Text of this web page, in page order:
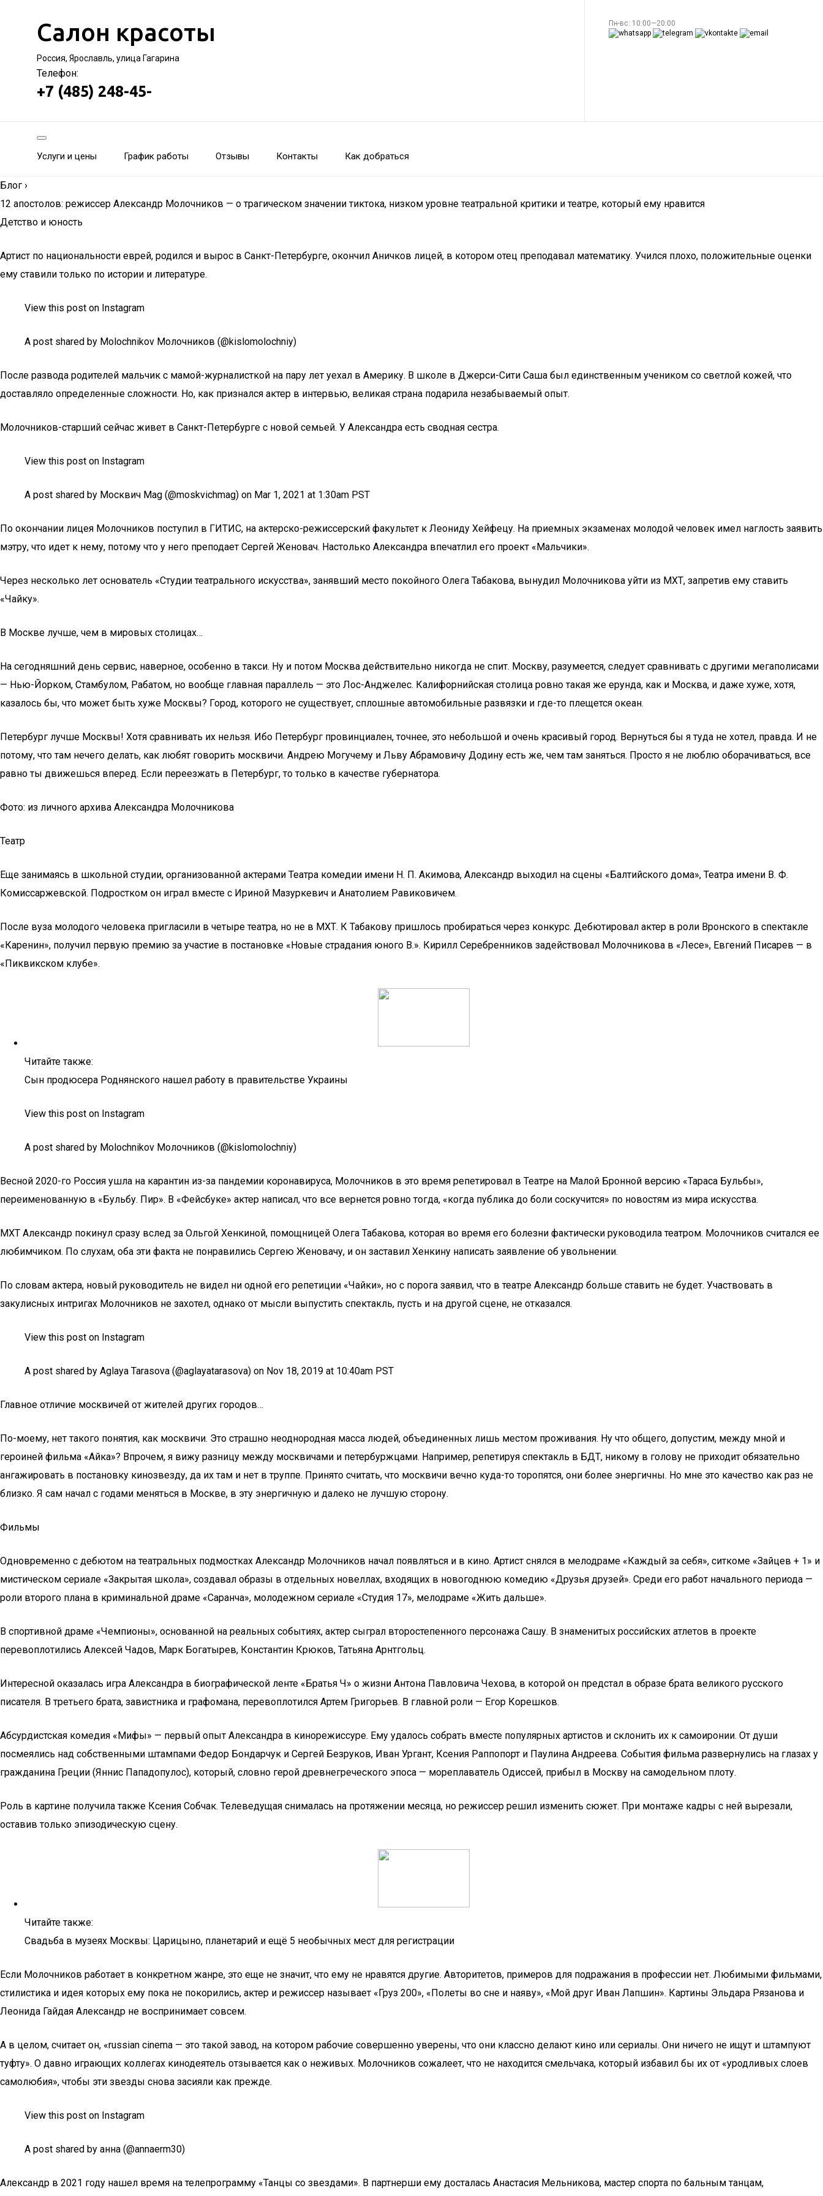
Салон красоты
Россия, Ярославль, улица Гагарина
Телефон:
+7 (485) 248-45-
Пн-вс: 10:00—20:00
Услуги и цены График работы Отзывы Контакты Как добраться
Блог ›
12 апостолов: режиссер Александр Молочников — о трагическом значении тиктока, низком уровне театральной критики и театре, который ему нравится
Детство и юность
Артист по национальности еврей, родился и вырос в Санкт-Петербурге, окончил Аничков лицей, в котором отец преподавал математику. Учился плохо, положительные оценки
ему ставили только по истории и литературе.
View this post on Instagram
A post shared by Molochnikov Молочников (@kislomolochniy)
После развода родителей мальчик с мамой-журналисткой на пару лет уехал в Америку. В школе в Джерси-Сити Саша был единственным учеником со светлой кожей, что
доставляло определенные сложности. Но, как признался актер в интервью, великая страна подарила незабываемый опыт.
Молочников-старший сейчас живет в Санкт-Петербурге с новой семьей. У Александра есть сводная сестра.
View this post on Instagram
A post shared by Москвич Mag (@moskvichmag) on Mar 1, 2021 at 1:30am PST
По окончании лицея Молочников поступил в ГИТИС, на актерско-режиссерский факультет к Леониду Хейфецу. На приемных экзаменах молодой человек имел наглость заявить
мэтру, что идет к нему, потому что у него преподает Сергей Женовач. Настолько Александра впечатлил его проект «Мальчики».
Через несколько лет основатель «Студии театрального искусства», занявший место покойного Олега Табакова, вынудил Молочникова уйти из МХТ, запретив ему ставить
«Чайку».
В Москве лучше, чем в мировых столицах…
На сегодняшний день сервис, наверное, особенно в такси. Ну и потом Москва действительно никогда не спит. Москву, разумеется, следует сравнивать с другими мегаполисами
— Нью-Йорком, Стамбулом, Рабатом, но вообще главная параллель — это Лос-Анджелес. Калифорнийская столица ровно такая же ерунда, как и Москва, и даже хуже, хотя,
казалось бы, что может быть хуже Москвы? Город, которого не существует, сплошные автомобильные развязки и где-то плещется океан.
Петербург лучше Москвы! Хотя сравнивать их нельзя. Ибо Петербург провинциален, точнее, это небольшой и очень красивый город. Вернуться бы я туда не хотел, правда. И не
потому, что там нечего делать, как любят говорить москвичи. Андрею Могучему и Льву Абрамовичу Додину есть же, чем там заняться. Просто я не люблю оборачиваться, все
равно ты движешься вперед. Если переезжать в Петербург, то только в качестве губернатора.
Фото: из личного архива Александра Молочникова
Театр
Еще занимаясь в школьной студии, организованной актерами Театра комедии имени Н. П. Акимова, Александр выходил на сцены «Балтийского дома», Театра имени В. Ф.
Комиссаржевской. Подростком он играл вместе с Ириной Мазуркевич и Анатолием Равиковичем.
После вуза молодого человека пригласили в четыре театра, но не в МХТ. К Табакову пришлось пробираться через конкурс. Дебютировал актер в роли Вронского в спектакле
«Каренин», получил первую премию за участие в постановке «Новые страдания юного В.». Кирилл Серебренников задействовал Молочникова в «Лесе», Евгений Писарев — в
«Пиквикском клубе».
Читайте также:
Сын продюсера Роднянского нашел работу в правительстве Украины
View this post on Instagram
A post shared by Molochnikov Молочников (@kislomolochniy)
Весной 2020-го Россия ушла на карантин из-за пандемии коронавируса, Молочников в это время репетировал в Театре на Малой Бронной версию «Тараса Бульбы»,
переименованную в «Бульбу. Пир». В «Фейсбуке» актер написал, что все вернется ровно тогда, «когда публика до боли соскучится» по новостям из мира искусства.
МХТ Александр покинул сразу вслед за Ольгой Хенкиной, помощницей Олега Табакова, которая во время его болезни фактически руководила театром. Молочников считался ее
любимчиком. По слухам, оба эти факта не понравились Сергею Женовачу, и он заставил Хенкину написать заявление об увольнении.
По словам актера, новый руководитель не видел ни одной его репетиции «Чайки», но с порога заявил, что в театре Александр больше ставить не будет. Участвовать в
закулисных интригах Молочников не захотел, однако от мысли выпустить спектакль, пусть и на другой сцене, не отказался.
View this post on Instagram
A post shared by Aglaya Tarasova (@aglayatarasova) on Nov 18, 2019 at 10:40am PST
Главное отличие москвичей от жителей других городов…
По-моему, нет такого понятия, как москвичи. Это страшно неоднородная масса людей, объединенных лишь местом проживания. Ну что общего, допустим, между мной и
героиней фильма «Айка»? Впрочем, я вижу разницу между москвичами и петербуржцами. Например, репетируя спектакль в БДТ, никому в голову не приходит обязательно
ангажировать в постановку кинозвезду, да их там и нет в труппе. Принято считать, что москвичи вечно куда-то торопятся, они более энергичны. Но мне это качество как раз не
близко. Я сам начал с годами меняться в Москве, в эту энергичную и далеко не лучшую сторону.
Фильмы
Одновременно с дебютом на театральных подмостках Александр Молочников начал появляться и в кино. Артист снялся в мелодраме «Каждый за себя», ситкоме «Зайцев + 1» и
мистическом сериале «Закрытая школа», создавал образы в отдельных новеллах, входящих в новогоднюю комедию «Друзья друзей». Среди его работ начального периода —
роли второго плана в криминальной драме «Саранча», молодежном сериале «Студия 17», мелодраме «Жить дальше».
В спортивной драме «Чемпионы», основанной на реальных событиях, актер сыграл второстепенного персонажа Сашу. В знаменитых российских атлетов в проекте
перевоплотились Алексей Чадов, Марк Богатырев, Константин Крюков, Татьяна Арнтгольц.
Интересной оказалась игра Александра в биографической ленте «Братья Ч» о жизни Антона Павловича Чехова, в которой он предстал в образе брата великого русского
писателя. В третьего брата, завистника и графомана, перевоплотился Артем Григорьев. В главной роли — Егор Корешков.
Абсурдистская комедия «Мифы» — первый опыт Александра в кинорежиссуре. Ему удалось собрать вместе популярных артистов и склонить их к самоиронии. От души
посмеялись над собственными штампами Федор Бондарчук и Сергей Безруков, Иван Ургант, Ксения Раппопорт и Паулина Андреева. События фильма развернулись на глазах у
гражданина Греции (Яннис Пападопулос), который, словно герой древнегреческого эпоса — мореплаватель Одиссей, прибыл в Москву на самодельном плоту.
Роль в картине получила также Ксения Собчак. Телеведущая снималась на протяжении месяца, но режиссер решил изменить сюжет. При монтаже кадры с ней вырезали,
оставив только эпизодическую сцену.
Читайте также:
Свадьба в музеях Москвы: Царицыно, планетарий и ещё 5 необычных мест для регистрации
Если Молочников работает в конкретном жанре, это еще не значит, что ему не нравятся другие. Авторитетов, примеров для подражания в профессии нет. Любимыми фильмами,
стилистика и идея которых ему пока не покорились, актер и режиссер называет «Груз 200», «Полеты во сне и наяву», «Мой друг Иван Лапшин». Картины Эльдара Рязанова и
Леонида Гайдая Александр не воспринимает совсем.
А в целом, считает он, «russian cinema — это такой завод, на котором рабочие совершенно уверены, что они классно делают кино или сериалы. Они ничего не ищут и штампуют
туфту». О давно играющих коллегах кинодеятель отзывается как о неживых. Молочников сожалеет, что не находится смельчака, который избавил бы их от «уродливых слоев
самолюбия», чтобы эти звезды снова засияли как прежде.
View this post on Instagram
A post shared by анна (@annaerm30)
Александр в 2021 году нашел время на телепрограмму «Танцы со звездами». В партнерши ему досталась Анастасия Мельникова, мастер спорта по бальным танцам,